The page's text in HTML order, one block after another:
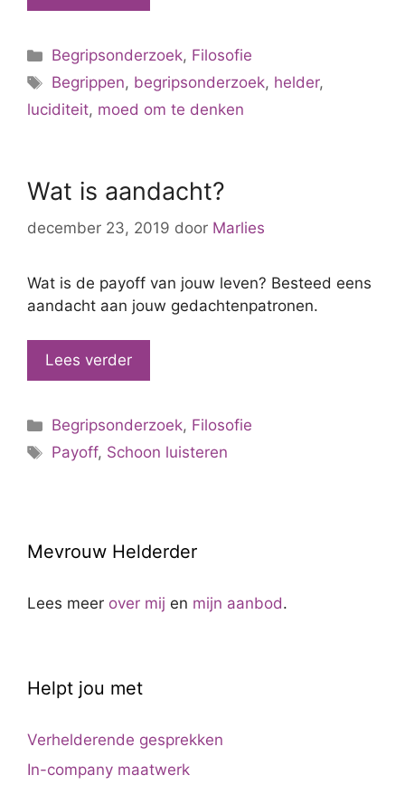
Categorieën
Begripsonderzoek, Filosofie
Tags
Begrippen, begripsonderzoek, helder,
luciditeit, moed om te denken
Wat is aandacht?
december 23, 2019 door Marlies
Wat is de payoff van jouw leven? Besteed eens
aandacht aan jouw gedachtenpatronen.
Lees verder
Categorieën
Begripsonderzoek, Filosofie
Tags
Payoff, Schoon luisteren
Mevrouw Helderder
Lees meer over mij en mijn aanbod.
Helpt jou met
Verhelderende gesprekken
In-company maatwerk